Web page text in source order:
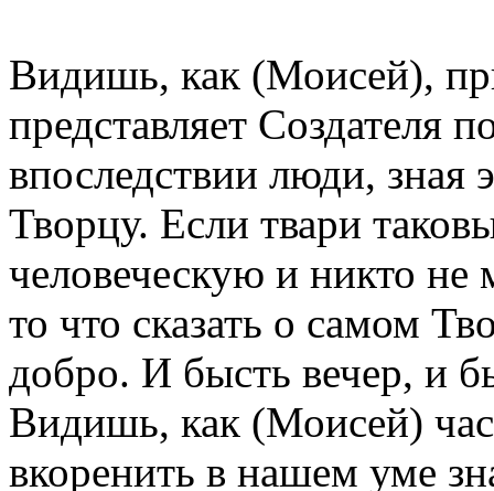
Видишь, как (Моисей),
представляет Создателя
впоследствии люди, зная
Творцу. Если твари
человеческую и никто не
то что сказать о самом
добро. И бысть вечер, и
Видишь, как (Моисей)
вкоренить в нашем уме